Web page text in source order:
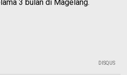
3 bulan di Magelang.
DISQUS